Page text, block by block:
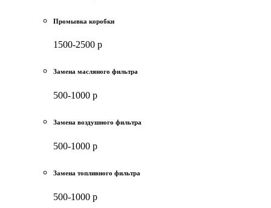
Промывка коробки
1500-2500 р
Замена масляного фильтра
500-1000 р
Замена воздушного фильтра
500-1000 р
Замена топливного фильтра
500-1000 р